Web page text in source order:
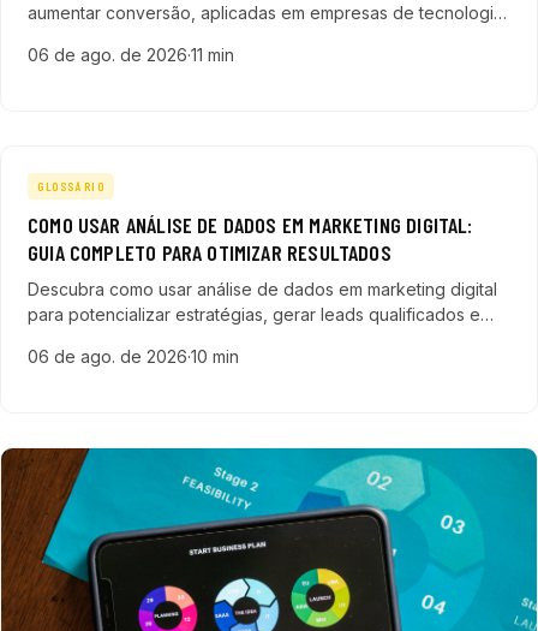
aumentar conversão, aplicadas em empresas de tecnologia,
vendas.
06 de ago. de 2026·11 min
GLOSSÁRIO
COMO USAR ANÁLISE DE DADOS EM MARKETING DIGITAL:
GUIA COMPLETO PARA OTIMIZAR RESULTADOS
Descubra como usar análise de dados em marketing digital
para potencializar estratégias, gerar leads qualificados e
práticos.
06 de ago. de 2026·10 min